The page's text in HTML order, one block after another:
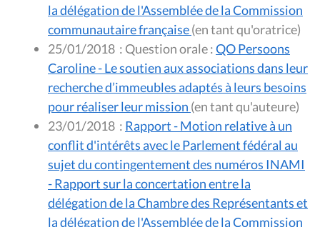
la délégation de l'Assemblée de la Commission
communautaire française
(en tant qu'oratrice)
25/01/2018 : Question orale :QO Persoons
Caroline - Le soutien aux associations dans leur
recherche d’immeubles adaptés à leurs besoins
pour réaliser leur mission
(en tant qu'auteure)
23/01/2018 : Rapport - Motion relative à un
conflit d'intérêts avec le Parlement fédéral au
sujet du contingentement des numéros INAMI
- Rapport sur la concertation entre la
délégation de la Chambre des Représentants et
la délégation de l'Assemblée de la Commission